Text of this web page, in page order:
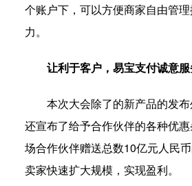
个账户下，可以方便商家自由管
力。
让利于客户，易宝支付诚意
本次大会除了的新产品的发
还宣布了给予合作伙伴的各种优
场合作伙伴赠送总数10亿元人民
卖家快速扩大规模，实现盈利。